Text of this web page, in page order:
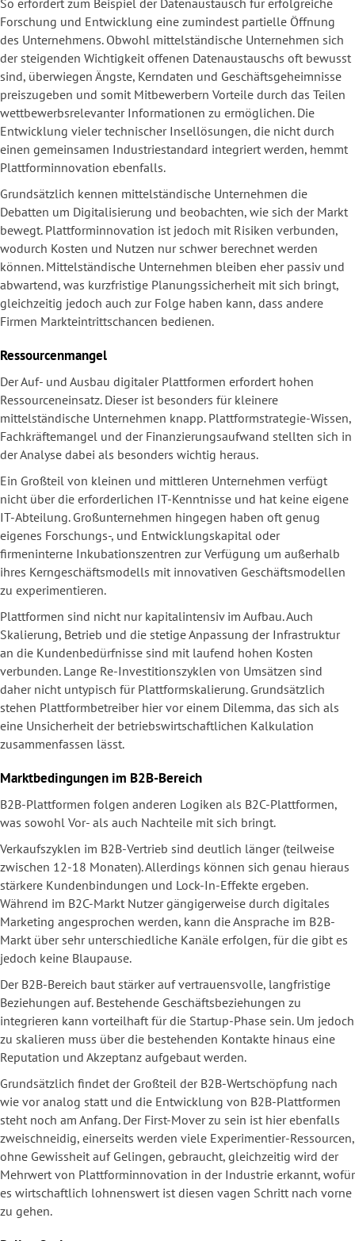
So erfordert zum Beispiel der Datenaustausch für erfolgreiche
Forschung und Entwicklung eine zumindest partielle Öffnung
des Unternehmens. Obwohl mittelständische Unternehmen sich
der steigenden Wichtigkeit offenen Datenaustauschs oft bewusst
sind, überwiegen Ängste, Kerndaten und Geschäftsgeheimnisse
preiszugeben und somit Mitbewerbern Vorteile durch das Teilen
wettbewerbsrelevanter Informationen zu ermöglichen. Die
Entwicklung vieler technischer Insellösungen, die nicht durch
einen gemeinsamen Industriestandard integriert werden, hemmt
Plattforminnovation ebenfalls.
Grundsätzlich kennen mittelständische Unternehmen die
Debatten um Digitalisierung und beobachten, wie sich der Markt
bewegt. Plattforminnovation ist jedoch mit Risiken verbunden,
wodurch Kosten und Nutzen nur schwer berechnet werden
können. Mittelständische Unternehmen bleiben eher passiv und
abwartend, was kurzfristige Planungssicherheit mit sich bringt,
gleichzeitig jedoch auch zur Folge haben kann, dass andere
Firmen Markteintrittschancen bedienen.
Ressourcenmangel
Der Auf- und Ausbau digitaler Plattformen erfordert hohen
Ressourceneinsatz. Dieser ist besonders für kleinere
mittelständische Unternehmen knapp. Plattformstrategie-Wissen,
Fachkräftemangel und der Finanzierungsaufwand stellten sich in
der Analyse dabei als besonders wichtig heraus.
Ein Großteil von kleinen und mittleren Unternehmen verfügt
nicht über die erforderlichen IT-Kenntnisse und hat keine eigene
IT-Abteilung. Großunternehmen hingegen haben oft genug
eigenes Forschungs-, und Entwicklungskapital oder
firmeninterne Inkubationszentren zur Verfügung um außerhalb
ihres Kerngeschäftsmodells mit innovativen Geschäftsmodellen
zu experimentieren.
Plattformen sind nicht nur kapitalintensiv im Aufbau. Auch
Skalierung, Betrieb und die stetige Anpassung der Infrastruktur
an die Kundenbedürfnisse sind mit laufend hohen Kosten
verbunden. Lange Re-Investitionszyklen von Umsätzen sind
daher nicht untypisch für Plattformskalierung. Grundsätzlich
stehen Plattformbetreiber hier vor einem Dilemma, das sich als
eine Unsicherheit der betriebswirtschaftlichen Kalkulation
zusammenfassen lässt.
Marktbedingungen im B2B-Bereich
B2B-Plattformen folgen anderen Logiken als B2C-Plattformen,
was sowohl Vor- als auch Nachteile mit sich bringt.
Verkaufszyklen im B2B-Vertrieb sind deutlich länger (teilweise
zwischen 12-18 Monaten). Allerdings können sich genau hieraus
stärkere Kundenbindungen und Lock-In-Effekte ergeben.
Während im B2C-Markt Nutzer gängigerweise durch digitales
Marketing angesprochen werden, kann die Ansprache im B2B-
Markt über sehr unterschiedliche Kanäle erfolgen, für die gibt es
jedoch keine Blaupause.
Der B2B-Bereich baut stärker auf vertrauensvolle, langfristige
Beziehungen auf. Bestehende Geschäftsbeziehungen zu
integrieren kann vorteilhaft für die Startup-Phase sein. Um jedoch
zu skalieren muss über die bestehenden Kontakte hinaus eine
Reputation und Akzeptanz aufgebaut werden.
Grundsätzlich findet der Großteil der B2B-Wertschöpfung nach
wie vor analog statt und die Entwicklung von B2B-Plattformen
steht noch am Anfang. Der First-Mover zu sein ist hier ebenfalls
zweischneidig, einerseits werden viele Experimentier-Ressourcen,
ohne Gewissheit auf Gelingen, gebraucht, gleichzeitig wird der
Mehrwert von Plattforminnovation in der Industrie erkannt, wofür
es wirtschaftlich lohnenswert ist diesen vagen Schritt nach vorne
zu gehen.